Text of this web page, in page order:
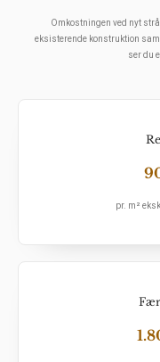
Omkostningen ved nyt
eksisterende konstruktion
ser du
pr. m²